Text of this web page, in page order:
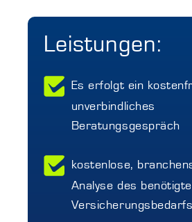
Leistungen:
Es erfolgt ein
unverbindliches
Beratungsgespräch
kostenlose,
Analyse des
Versicherungsbedarfs